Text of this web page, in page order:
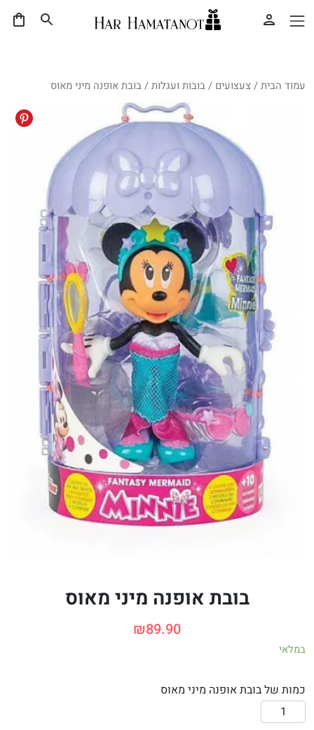
עמוד הבית/צעצועים /בובות ועגלות/ בובת אופנה מיני מאוס
בובת אופנה מיני מאוס
₪89.90
במלאי
כמות של בובת אופנה מיני מאוס